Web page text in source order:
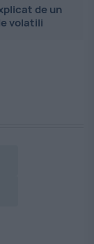
de un
volatili